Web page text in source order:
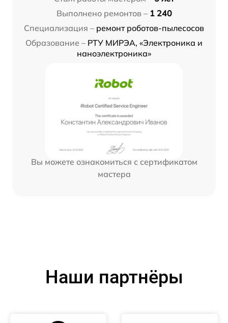
Выполнено ремонтов – 1 240
Специализация – ремонт роботов-пылесосов
Образование – РТУ МИРЭА, «Электроника и
наноэлектроника»
Вы можете ознакомиться с сертификатом
мастера
Наши партнёры